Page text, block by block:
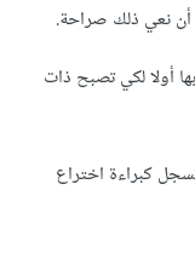
أن نعي ذلك صراحة.
أولا لكي تصبح ذات
كبراءة اختراع